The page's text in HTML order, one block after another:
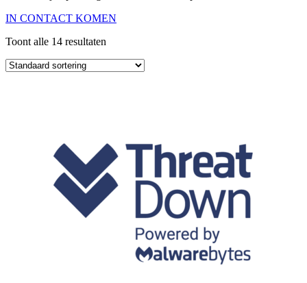
IN CONTACT KOMEN
Toont alle 14 resultaten